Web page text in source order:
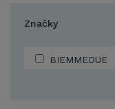
Značky
BIEMMEDUE